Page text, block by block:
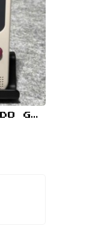
CONSOLA NINTENDO GAME BOY POCKET MOD IPS